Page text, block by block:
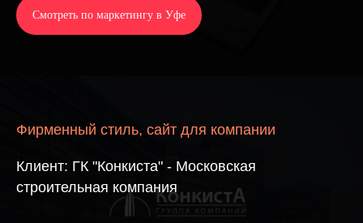
Смотреть по маркетингу в Уфе
Фирменный стиль, сайт для компании
Клиент: ГК "Конкиста" - Московская
строительная компания